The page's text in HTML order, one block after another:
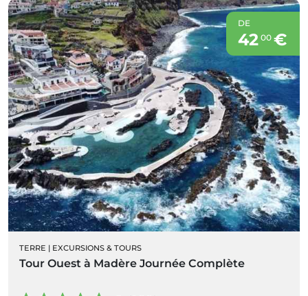
DE
42 00€
TERRE | EXCURSIONS & TOURS
Tour Ouest à Madère Journée Complète